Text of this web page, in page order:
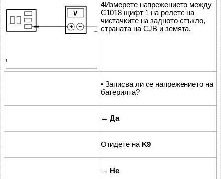
4Измерете напрежението между
C1018 щифт 1 на релето на
чистачките на задното стъкло,
страната на CJB и земята.
• Записва ли се напрежението на
батерията?
→ Да
Отидете на K9
→ Не